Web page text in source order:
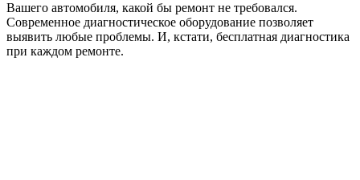
Вашего автомобиля, какой бы ремонт не требовался.
Современное диагностическое оборудование позволяет
выявить любые проблемы. И, кстати, бесплатная диагностика
при каждом ремонте.